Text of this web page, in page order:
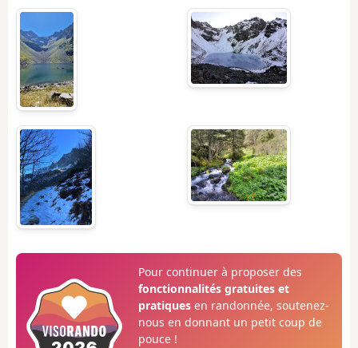
Pour continuer à proposer des
fonctionnalités gratuites et
pratiquesen randonnée, soutenez-
nous en donnant un petit coup de
pouce !